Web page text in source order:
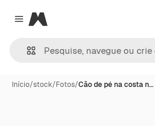
Close menu
Magnific
Início/stock/Fotos/Cão de pé na costa n…